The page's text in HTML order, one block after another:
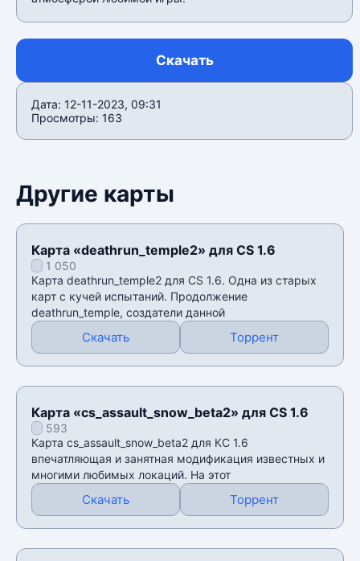
Скачать
Дата: 12-11-2023, 09:31
Просмотры: 163
Другие карты
Карта «deathrun_temple2» для CS 1.6
1 050
Карта deathrun_temple2 для CS 1.6. Одна из старых
карт с кучей испытаний. Продолжение
deathrun_temple, создатели данной
Скачать Торрент
Карта «cs_assault_snow_beta2» для CS 1.6
593
Карта cs_assault_snow_beta2 для КС 1.6
впечатляющая и занятная модификация известных и
многими любимых локаций. На этот
Скачать Торрент